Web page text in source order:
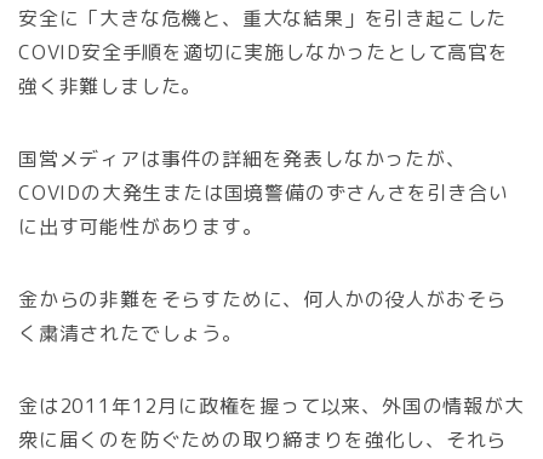
安全に「大きな危機と、重大な結果」を引き起こした
COVID安全手順を適切に実施しなかったとして高官を
強く非難しました。
国営メディアは事件の詳細を発表しなかったが、
COVIDの大発生または国境警備のずさんさを引き合い
に出す可能性があります。
金からの非難をそらすために、何人かの役人がおそら
く粛清されたでしょう。
金は2011年12月に政権を握って以来、外国の情報が大
衆に届くのを防ぐための取り締まりを強化し、それら